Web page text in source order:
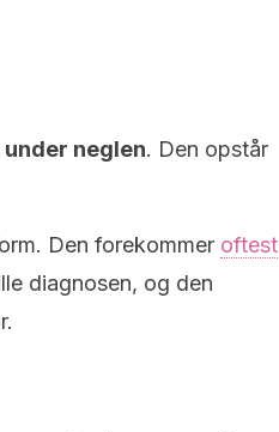
neglen. Den opstår
Den forekommer oftest
diagnosen, og den